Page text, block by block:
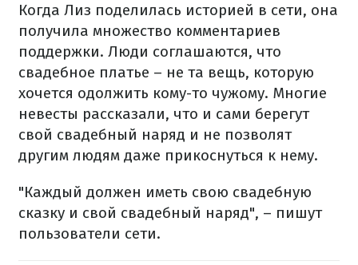
Когда Лиз поделилась историей в сети, она
получила множество комментариев
поддержки. Люди соглашаются, что
свадебное платье – не та вещь, которую
хочется одолжить кому-то чужому. Многие
невесты рассказали, что и сами берегут
свой свадебный наряд и не позволят
другим людям даже прикоснуться к нему.
"Каждый должен иметь свою свадебную
сказку и свой свадебный наряд", – пишут
пользователи сети.